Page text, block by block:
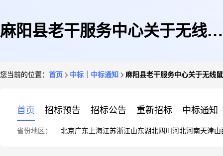
麻阳县老干服务中心关于无线鼠
您当前的位置： 首页 中标｜中标通知 麻阳县老干服务中心关于无线
首页 招标预告 招标公告 重新招标 中标通知
省份地区： 北京广东 上海江苏浙江山东湖北四川 河北河南天津山